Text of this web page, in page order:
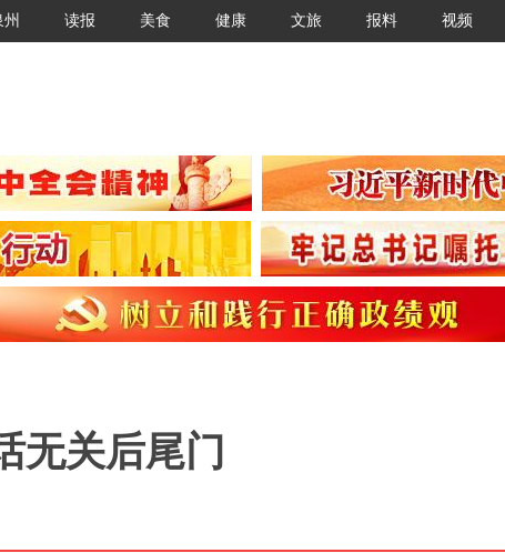
读报 美食 健康 文旅 报料 视频
无关后尾门